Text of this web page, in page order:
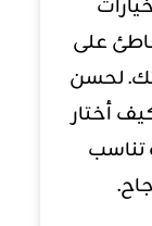
على
لحسن
أختار
تناسب